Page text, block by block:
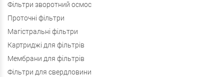
Фільтри зворотний осмос
Проточні фільтри
Магістральні фільтри
Картриджі для фільтрів
Мембрани для фільтрів
Фільтри для свердловини